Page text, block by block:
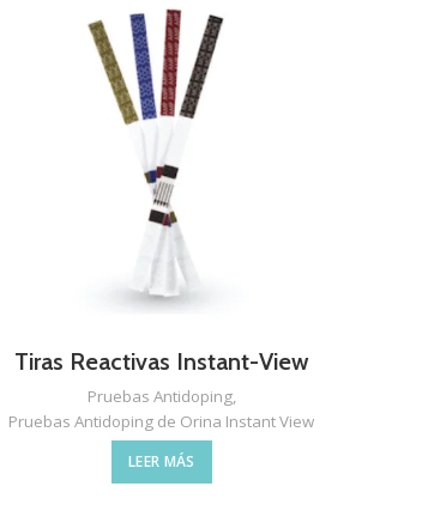
Tiras Reactivas Instant-View
Pruebas Antidoping,
Pruebas Antidoping de Orina Instant View
LEER MÁS